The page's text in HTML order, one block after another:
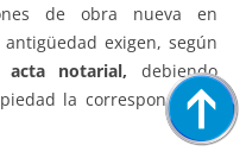
de obra nueva en
exigen, según
notarial, debiendo
la correspondiente